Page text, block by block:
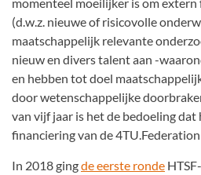
(d.w.z. nieuwe of risicovolle
maatschappelijk relevante
nieuw en divers talent aan -
en hebben tot doel
door wetenschappelijke
van vijf jaar is het de bedoeling
financiering van de
In 2018 gingde eerste ronde